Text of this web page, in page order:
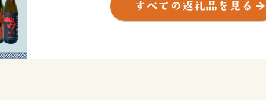
全国的に評判の高い伊万里牛は、肉質はきめ細か
けるほどの美味しさです。由緒ある枝肉共励会で